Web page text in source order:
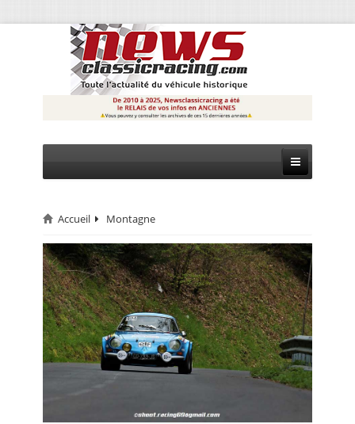
CIRCUIT
RALLYE
MONTAGNE
EVÈNEMENTS
CALENDRIER
Accueil Montagne